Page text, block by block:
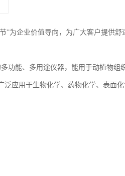
为企业价值导向，为广大客户提供舒
功能、多用途仪器，能用于动植物组
应用于生物化学、药物化学、表面化